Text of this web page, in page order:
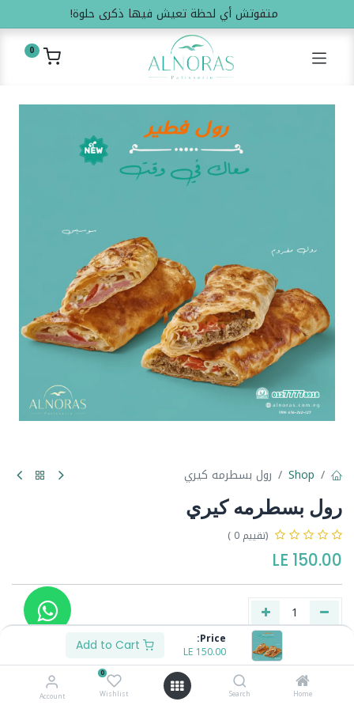
Price:
150.00
LE
Home
Search
0
Wishlist
Account
متفوتش أي لحظة تعيش فيها ذكرى حلوة!
0
Shop رول بسطرمه كيري
رول بسطرمه كيري
(تقييم 0 )
150.00